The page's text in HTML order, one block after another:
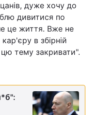
дуже хочу до
дивитися по
це життя. Вже не
в збірній
тему закривати".